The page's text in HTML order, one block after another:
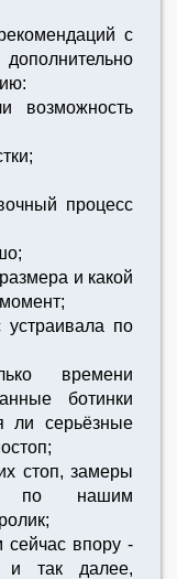
с
возможность
процесс
и какой
по
времени
ботинки
ли серьёзные
стоп, замеры
по нашим
сейчас впору -
так далее,